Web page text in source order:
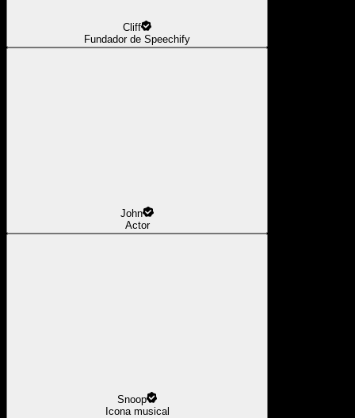
Cliff
Fundador de Speechify
John
Actor
Snoop
Icona musical